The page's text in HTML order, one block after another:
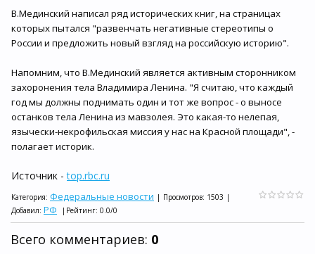
В.Мединский написал ряд исторических книг, на страницах
которых пытался "развенчать негативные стереотипы о
России и предложить новый взгляд на российскую историю".
Напомним, что В.Мединский является активным сторонником
захоронения тела Владимира Ленина. "Я считаю, что каждый
год мы должны поднимать один и тот же вопрос - о выносе
останков тела Ленина из мавзолея. Это какая-то нелепая,
язычески-некрофильская миссия у нас на Красной площади", -
полагает историк.
Источник -top.rbc.ru
Категория: Федеральные новости | Просмотров: 1503 |
Добавил: РФ | Рейтинг: 0.0/0
Всего комментариев: 0